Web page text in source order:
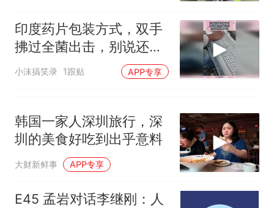
印度药片包装方式，双手
拂过全菌出击，别说还挺
整齐的！
小沫搞笑录 1跟贴 APP专享
韩国一家人深圳旅行，深
圳的美食好吃到出乎意料
大财新鲜事 APP专享
E45 孟岩对话李继刚：人